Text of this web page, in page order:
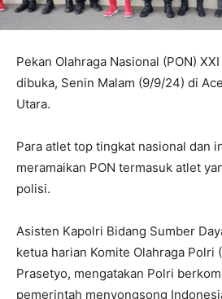
Pekan Olahraga Nasional (PON)
dibuka, Senin Malam (9/9/24) di
Utara.
Para atlet top tingkat nasional dan
meramaikan PON termasuk atlet
polisi.
Asisten Kapolri Bidang Sumber
ketua harian Komite Olahraga Polri
Prasetyo, mengatakan Polri
pemerintah menyongsong